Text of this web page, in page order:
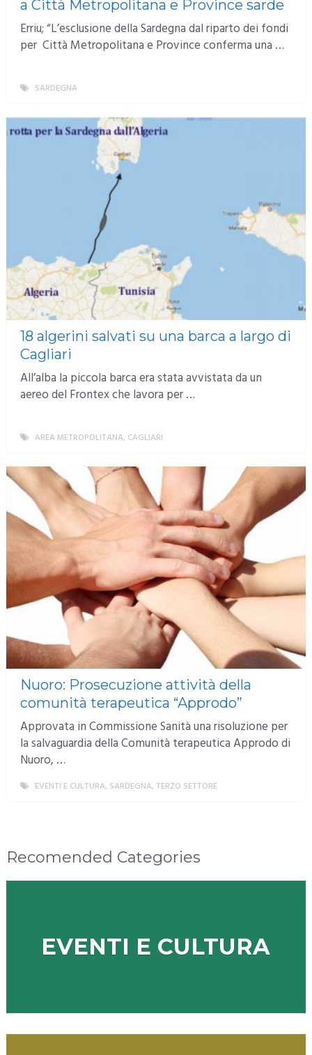
a Città Metropolitana e Province sarde
Erriu; “L’esclusione della Sardegna dal riparto dei fondi
per Città Metropolitana e Province conferma una …
SARDEGNA
18 algerini salvati su una barca a largo di
Cagliari
All’alba la piccola barca era stata avvistata da un
aereo del Frontex che lavora per …
AREA METROPOLITANA, CAGLIARI
Nuoro: Prosecuzione attività della
comunità terapeutica “Approdo”
Approvata in Commissione Sanità una risoluzione per
la salvaguardia della Comunità terapeutica Approdo di
Nuoro, …
EVENTI E CULTURA, SARDEGNA, TERZO SETTORE
Recomended Categories
EVENTI E CULTURA